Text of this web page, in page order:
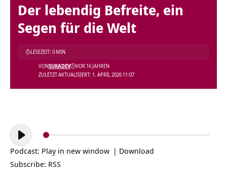
Der lebendig Befreite, ein
Segen für die Welt
ZULETZT AKTUALISIERT: 1. APRIL 2026 11:07
VONSUKADEV VOR 16 JAHREN
LESEZEIT: 0 MIN
Audio-
Player
Podcast: Play in new window | Download
Subscribe: RSS